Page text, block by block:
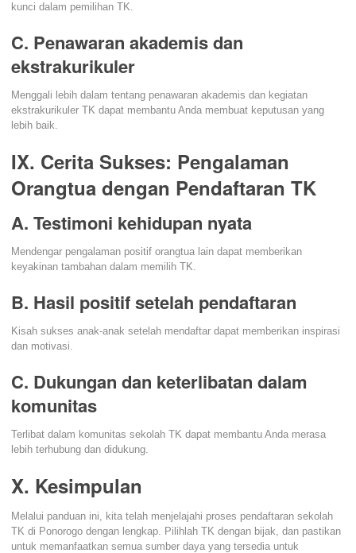
kunci dalam pemilihan TK.
C. Penawaran akademis dan
ekstrakurikuler
Menggali lebih dalam tentang penawaran akademis dan kegiatan
ekstrakurikuler TK dapat membantu Anda membuat keputusan yang
lebih baik.
IX. Cerita Sukses: Pengalaman
Orangtua dengan Pendaftaran TK
A. Testimoni kehidupan nyata
Mendengar pengalaman positif orangtua lain dapat memberikan
keyakinan tambahan dalam memilih TK.
B. Hasil positif setelah pendaftaran
Kisah sukses anak-anak setelah mendaftar dapat memberikan inspirasi
dan motivasi.
C. Dukungan dan keterlibatan dalam
komunitas
Terlibat dalam komunitas sekolah TK dapat membantu Anda merasa
lebih terhubung dan didukung.
X. Kesimpulan
Melalui panduan ini, kita telah menjelajahi proses pendaftaran sekolah
TK di Ponorogo dengan lengkap. Pilihlah TK dengan bijak, dan pastikan
untuk memanfaatkan semua sumber daya yang tersedia untuk